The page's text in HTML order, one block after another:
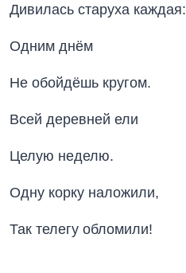
Дивилась старуха каждая:
Одним днём
Не обойдёшь кругом.
Всей деревней ели
Целую неделю.
Одну корку наложили,
Так телегу обломили!